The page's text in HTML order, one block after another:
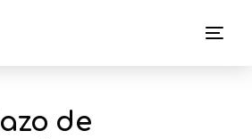
de